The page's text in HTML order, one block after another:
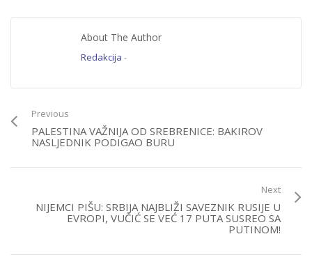
About The Author
Redakcija -
Previous
PALESTINA VAŽNIJA OD SREBRENICE: BAKIROV
NASLJEDNIK PODIGAO BURU
Next
NIJEMCI PIŠU: SRBIJA NAJBLIŽI SAVEZNIK RUSIJE U
EVROPI, VUČIĆ SE VEĆ 17 PUTA SUSREO SA
PUTINOM!